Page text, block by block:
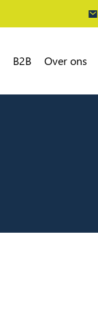
B2B Over ons